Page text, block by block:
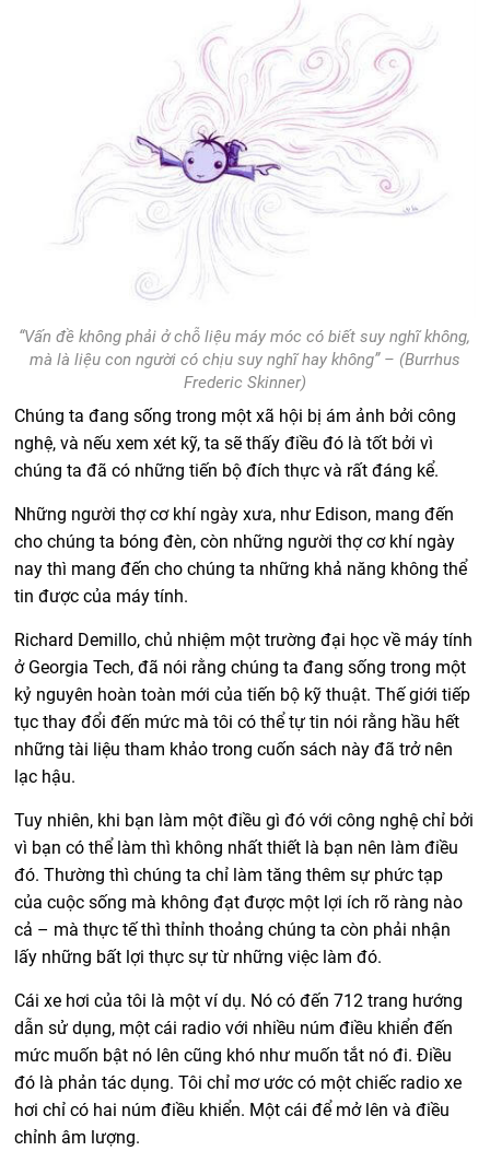
“Vấn đề không phải ở chỗ liệu máy móc có biết suy nghĩ không,
mà là liệu con người có chịu suy nghĩ hay không” – (Burrhus
Frederic Skinner)
Chúng ta đang sống trong một xã hội bị ám ảnh bởi công
nghệ, và nếu xem xét kỹ, ta sẽ thấy điều đó là tốt bởi vì
chúng ta đã có những tiến bộ đích thực và rất đáng kể.
Những người thợ cơ khí ngày xưa, như Edison, mang đến
cho chúng ta bóng đèn, còn những người thợ cơ khí ngày
nay thì mang đến cho chúng ta những khả năng không thể
tin được của máy tính.
Richard Demillo, chủ nhiệm một trường đại học về máy tính
ở Georgia Tech, đã nói rằng chúng ta đang sống trong một
kỷ nguyên hoàn toàn mới của tiến bộ kỹ thuật. Thế giới tiếp
tục thay đổi đến mức mà tôi có thể tự tin nói rằng hầu hết
những tài liệu tham khảo trong cuốn sách này đã trở nên
lạc hậu.
Tuy nhiên, khi bạn làm một điều gì đó với công nghệ chỉ bởi
vì bạn có thể làm thì không nhất thiết là bạn nên làm điều
đó. Thường thì chúng ta chỉ làm tăng thêm sự phức tạp
của cuộc sống mà không đạt được một lợi ích rõ ràng nào
cả – mà thực tế thì thỉnh thoảng chúng ta còn phải nhận
lấy những bất lợi thực sự từ những việc làm đó.
Cái xe hơi của tôi là một ví dụ. Nó có đến 712 trang hướng
dẫn sử dụng, một cái radio với nhiều núm điều khiển đến
mức muốn bật nó lên cũng khó như muốn tắt nó đi. Điều
đó là phản tác dụng. Tôi chỉ mơ ước có một chiếc radio xe
hơi chỉ có hai núm điều khiển. Một cái để mở lên và điều
chỉnh âm lượng.